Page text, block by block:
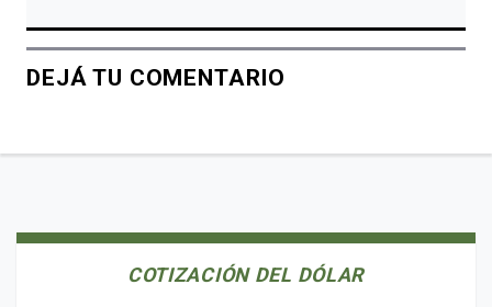
DEJÁ TU COMENTARIO
COTIZACIÓN DEL DÓLAR